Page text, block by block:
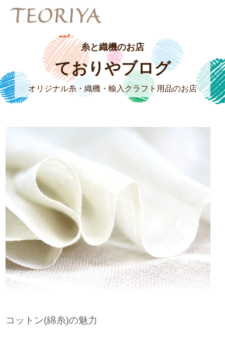
糸と織機のお店
ておりやブログ
オリジナル糸・織機・輸入クラフト用品のお店
コットン(綿糸)の魅力